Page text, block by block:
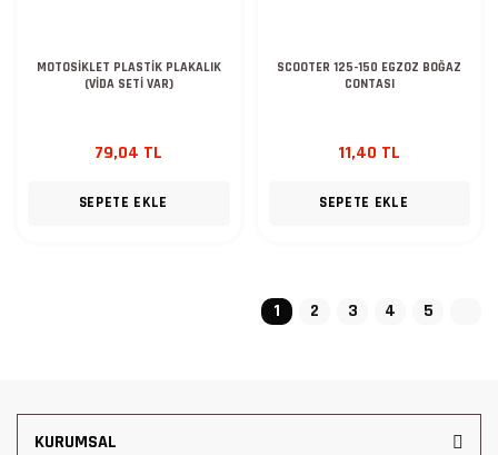
MOTOSİKLET PLASTİK PLAKALIK
(VİDA SETİ VAR)
79,04 TL
SEPETE EKLE
SCOOTER 125-150 EGZOZ BOĞAZ
CONTASI
11,40 TL
SEPETE EKLE
1 2 3 4 5
KURUMSAL